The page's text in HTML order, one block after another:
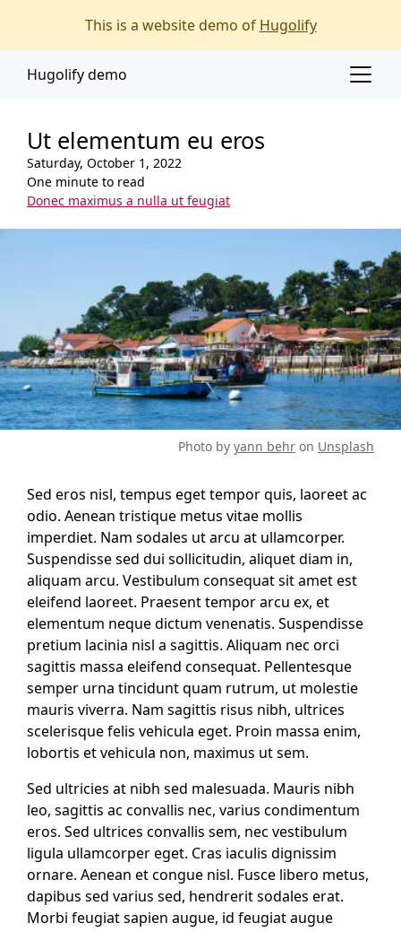
Main content
Main navigation
Go to the bottom of the page
This is a website demo of Hugolify
Hugolify demo
Ut elementum eu eros
Saturday, October 1, 2022
One minute to read
Donec maximus a nulla ut feugiat
Photo by yann behr on Unsplash
Sed eros nisl, tempus eget tempor quis, laoreet ac
odio. Aenean tristique metus vitae mollis
imperdiet. Nam sodales ut arcu at ullamcorper.
Suspendisse sed dui sollicitudin, aliquet diam in,
aliquam arcu. Vestibulum consequat sit amet est
eleifend laoreet. Praesent tempor arcu ex, et
elementum neque dictum venenatis. Suspendisse
pretium lacinia nisl a sagittis. Aliquam nec orci
sagittis massa eleifend consequat. Pellentesque
semper urna tincidunt quam rutrum, ut molestie
mauris viverra. Nam sagittis risus nibh, ultrices
scelerisque felis vehicula eget. Proin massa enim,
lobortis et vehicula non, maximus ut sem.
Sed ultricies at nibh sed malesuada. Mauris nibh
leo, sagittis ac convallis nec, varius condimentum
eros. Sed ultrices convallis sem, nec vestibulum
ligula ullamcorper eget. Cras iaculis dignissim
ornare. Aenean et congue nisl. Fusce libero metus,
dapibus sed varius sed, hendrerit sodales erat.
Morbi feugiat sapien augue, id feugiat augue